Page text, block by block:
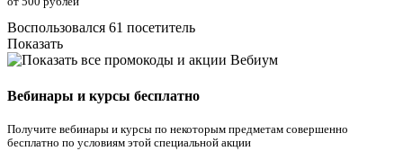
Воспользовался 61 посетитель
Показать
Вебинары и курсы бесплатно
Получите вебинары и курсы по некоторым предметам совершенно
бесплатно по условиям этой специальной акции